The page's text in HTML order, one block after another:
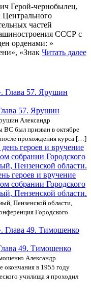
Герой-чернобылец,
Центрального
частей
СССР с
орденами: »
«Знак Читать далее
57. Ярушин
Александр
был призван в октябре
прохождения курса […]
героев и вручение
собрании Городского
Пензенской области.
Пензенской области,
Городского
49. Тимошенко
Александр
окончания в 1955 году
училища я проходил